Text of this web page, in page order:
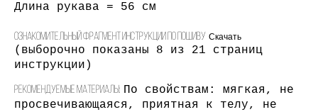
Длина рукава = 56 см
Ознакомительный фрагмент инструкции по пошиву Скачать
(выборочно показаны 8 из 21 страниц
инструкции)
Рекомендуемые материалы: По свойствам: мягкая, не
просвечивающаяся, приятная к телу, не